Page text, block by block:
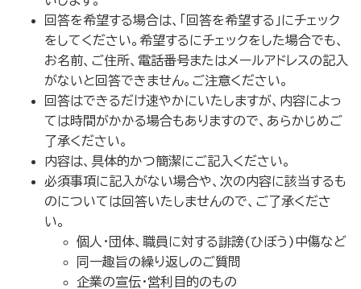
回答を希望する場合は、「回答を希望する」にチェック
をしてください。希望するにチェックをした場合でも、
お名前、ご住所、電話番号またはメールアドレスの記入
がないと回答できません。ご注意ください。
回答はできるだけ速やかにいたしますが、内容によっ
ては時間がかかる場合もありますので、あらかじめご
了承ください。
内容は、具体的かつ簡潔にご記入ください。
必須事項に記入がない場合や、次の内容に該当するも
のについては回答いたしませんので、ご了承くださ
い。
個人・団体、職員に対する誹謗(ひぼう)中傷など
同一趣旨の繰り返しのご質問
企業の宣伝・営利目的のもの